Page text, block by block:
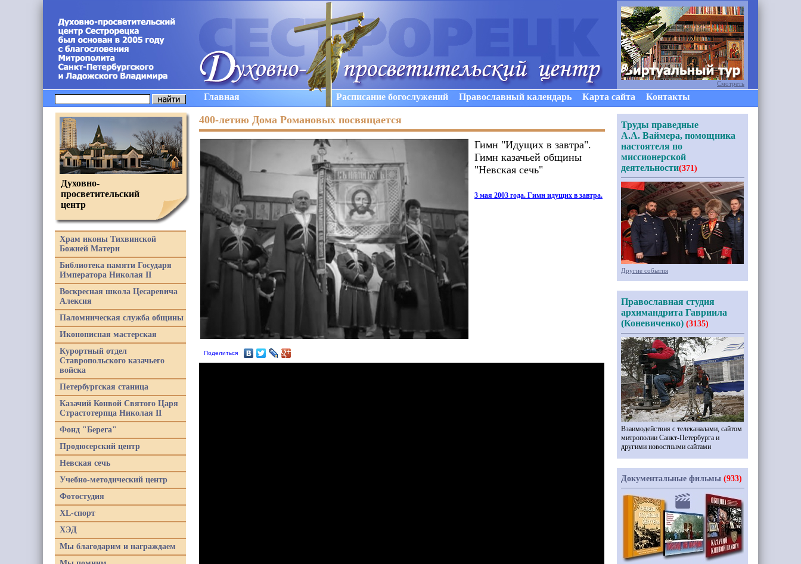
Главная Расписание богослужений Православный календарь Карта сайта Контакты
400-летию Дома Романовых посвящается
Поделиться
Гимн "Идущих в завтра".
Гимн казачьей общины
"Невская сечь"
3 мая 2003 года. Гимн идущих в завтра.
Духовно-
просветительский
центр
Храм иконы Тихвинской
Божией Матери
Библиотека памяти Государя
Императора Николая II
Воскресная школа Цесаревича
Алексия
Паломническая служба общины
Иконописная мастерская
Курортный отдел
Ставропольского казачьего
войска
Петербургская станица
Казачий Конвой Святого Царя
Страстотерпца Николая II
Фонд "Берега"
Продюсерский центр
Невская сечь
Учебно-методический центр
Фотостудия
XL-спорт
ХЭД
Мы благодарим и награждаем
Смотреть
Труды праведные
А.А. Ваймера, помощника
настоятеля по
миссионерской
деятельности(371)
Другие события
Православная студия
архимандрита Гавриила
(Коневиченко) (3135)
Взаимодействия с телеканалами, сайтом
митрополии Санкт-Петербурга и
другими новостными сайтами
Документальные фильмы (933)